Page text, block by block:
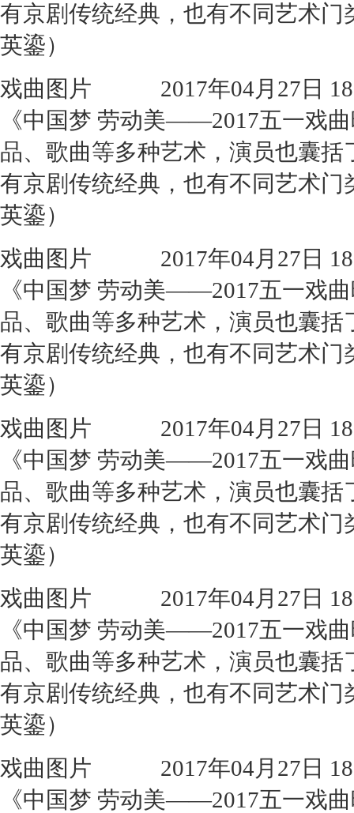
有京剧传统经典，也有不同艺术
英鎏）
戏曲图片 2017年04月27日
《中国梦 劳动美——2017五一戏
品、歌曲等多种艺术，演员也囊
有京剧传统经典，也有不同艺术
英鎏）
戏曲图片 2017年04月27日
《中国梦 劳动美——2017五一戏
品、歌曲等多种艺术，演员也囊
有京剧传统经典，也有不同艺术
英鎏）
戏曲图片 2017年04月27日
《中国梦 劳动美——2017五一戏
品、歌曲等多种艺术，演员也囊
有京剧传统经典，也有不同艺术
英鎏）
戏曲图片 2017年04月27日
《中国梦 劳动美——2017五一戏
品、歌曲等多种艺术，演员也囊
有京剧传统经典，也有不同艺术
英鎏）
戏曲图片 2017年04月27日
《中国梦 劳动美——2017五一戏